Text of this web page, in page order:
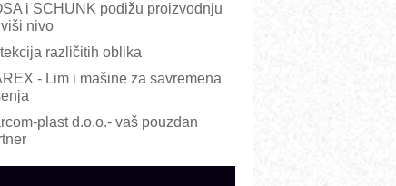
i SCHUNK podižu proizvodnju
nivo
različitih oblika
- Lim i mašine za savremena
plast d.o.o.- vaš pouzdan
- Prilagodite svoju toplinsku